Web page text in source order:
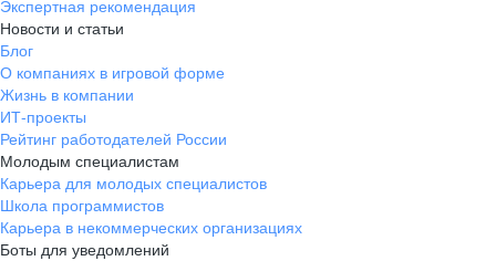
Экспертная рекомендация
Новости и статьи
Блог
О компаниях в игровой форме
Жизнь в компании
ИТ-проекты
Рейтинг работодателей России
Молодым специалистам
Карьера для молодых специалистов
Школа программистов
Карьера в некоммерческих организациях
Боты для уведомлений